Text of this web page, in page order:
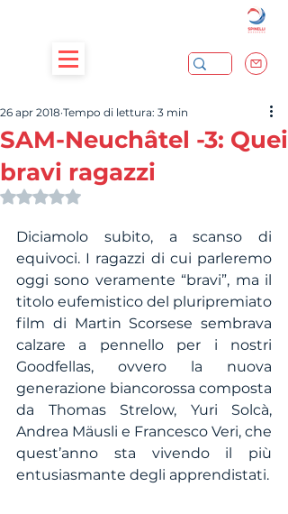
SAM-Neuchâtel -3: Quei
bravi ragazzi
26 apr 2018 Tempo di lettura: 3 min
Valutazione NaN stelle su 5.
Diciamolo subito, a scanso di
equivoci. I ragazzi di cui parleremo
oggi sono veramente “bravi”, ma il
titolo eufemistico del pluripremiato
film di Martin Scorsese sembrava
calzare a pennello per i nostri
Goodfellas, ovvero la nuova
generazione biancorossa composta
da Thomas Strelow, Yuri Solcà,
Andrea Mäusli e Francesco Veri, che
quest’anno sta vivendo il più
entusiasmante degli apprendistati.